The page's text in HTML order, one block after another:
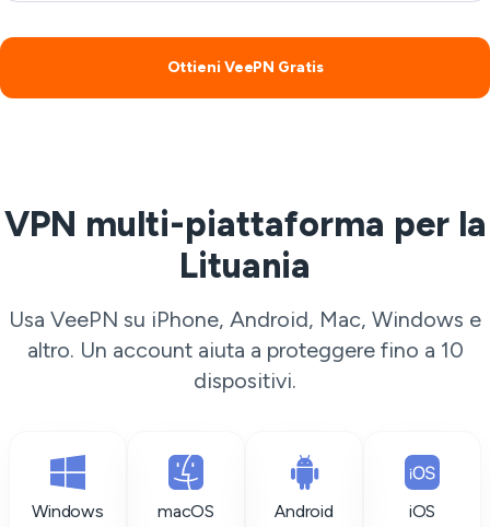
Ottieni VeePN Gratis
VPN multi-piattaforma per la
Lituania
Usa VeePN su iPhone, Android, Mac, Windows e
altro. Un account aiuta a proteggere fino a 10
dispositivi.
Windows macOS Android iOS